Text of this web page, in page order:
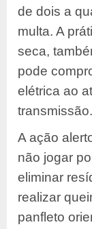
de dois a
multa. A
seca,
pode
elétrica ao
transmissão.
A ação
não jogar
eliminar
realizar
panfleto